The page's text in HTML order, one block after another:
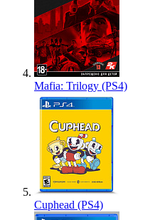
Mafia: Trilogy (PS4)
Cuphead (PS4)